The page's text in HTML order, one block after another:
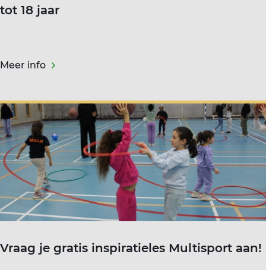
tot 18 jaar
Meer info
Vraag je gratis inspiratieles Multisport aan!